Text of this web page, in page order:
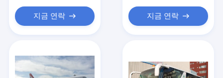
제품
지금 연락 지금 연락